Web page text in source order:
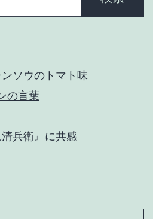
ソウのトマト味
の言葉
兵衛』に共感